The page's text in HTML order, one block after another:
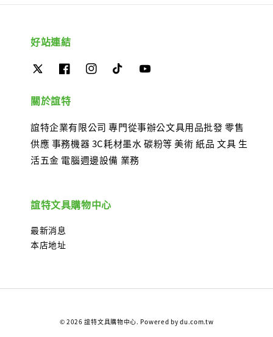
好站連結
關於誼特
誼特企業有限公司 專門從事辦公文具用品批發 零售
供應 事務機器 3C耗材墨水 碳粉等 美術 紙品 文具 生
活五金 電腦週邊設備 業務
誼特文具購物中心
最新消息
本店地址
© 2026 誼特文具購物中心. Powered by du.com.tw